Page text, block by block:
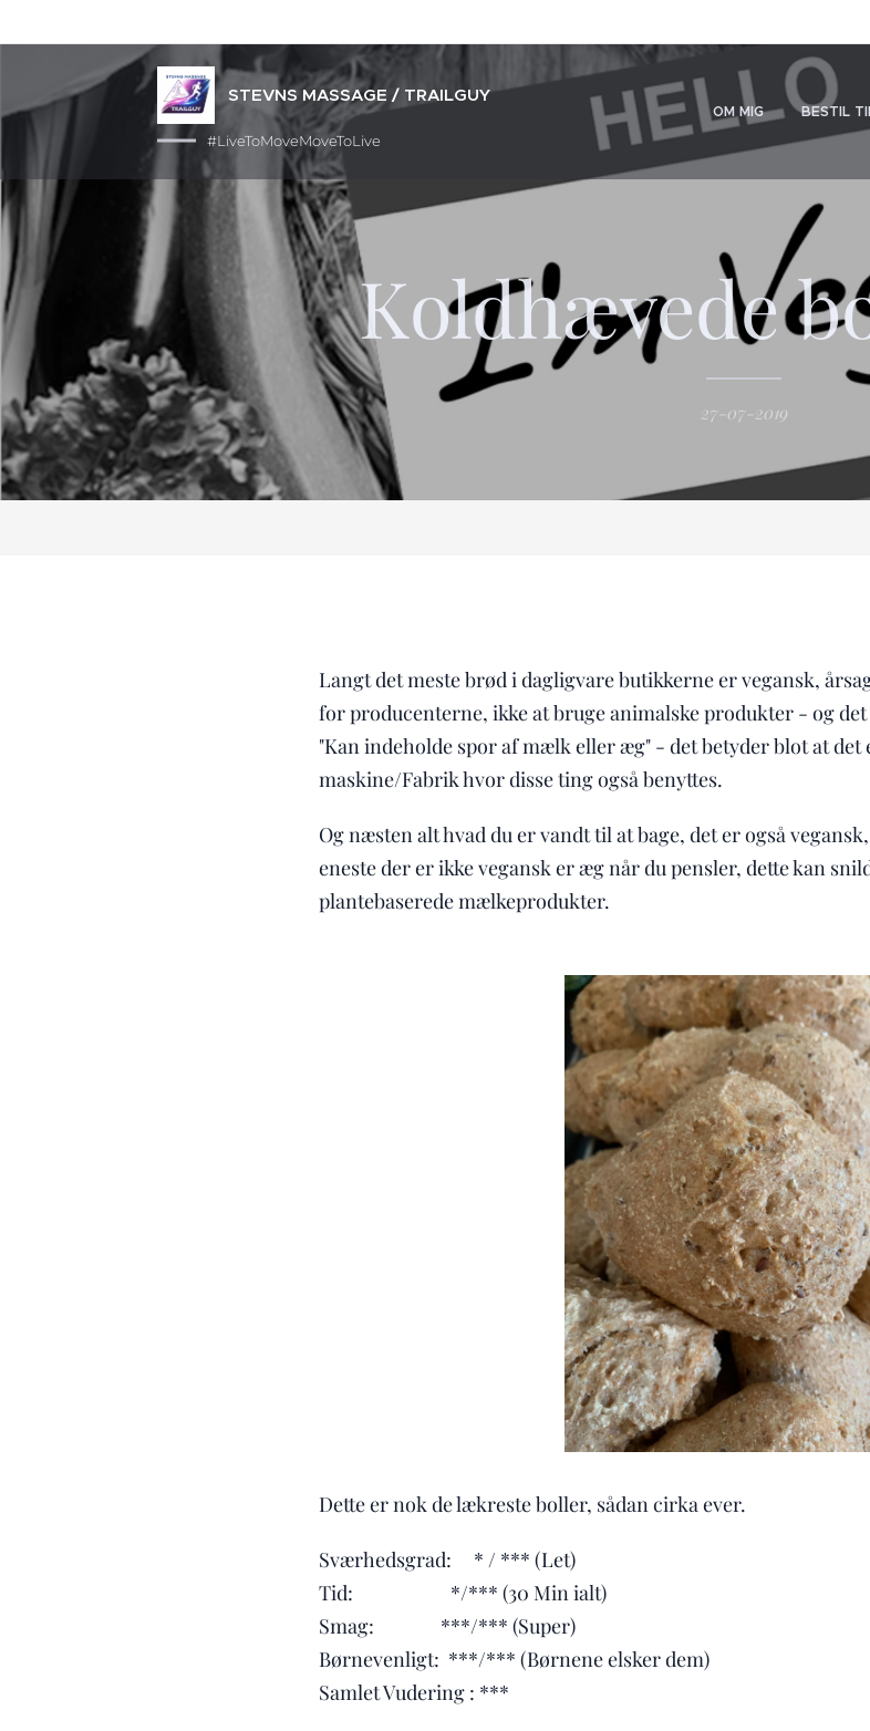
STEVNS MASSAGE / TRAILGUY
#LiveToMoveMoveToLive
OM MIG BESTIL
Koldhævede
27-07-2019
Langt det meste brød i dagligvare butikkerne er vegansk,
for producenterne, ikke at bruge animalske produkter - og
"Kan indeholde spor af mælk eller æg" - det betyder blot at det
maskine/Fabrik hvor disse ting også benyttes.
Og næsten alt hvad du er vandt til at bage, det er også
eneste der er ikke vegansk er æg når du pensler, dette kan
plantebaserede mælkeprodukter.
Dette er nok de lækreste boller, sådan cirka ever.
Sværhedsgrad: * / *** (Let)
Tid: */*** (30 Min ialt)
Smag: ***/*** (Super)
Børnevenligt: ***/*** (Børnene elsker dem)
Samlet Vudering : ***